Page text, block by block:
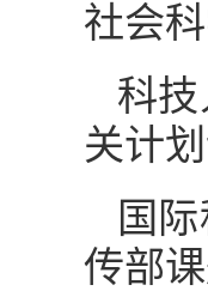
社会
科
关计
国
传部课